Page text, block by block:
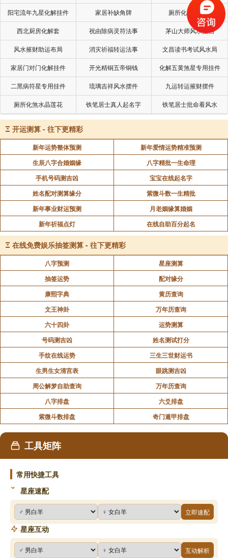
阳宅流年九星化解挂件 家居补缺角牌 厕所化秽气煞套
西北厨房化解套 祝由除病灵符法事 茅山大师风水挂画
风水摧财助运布局 消灾祈福转运法事 文昌读书考试风水局
家居门对门化解挂件 开光精铜五帝铜钱 化解五黄煞星专用挂件
二黑病符星专用挂件 琉璃吉祥风水摆件 九运转运摧财摆件
厕所化煞水晶莲花 铁笔居士真人起名字 铁笔居士批命看风水
Ξ 开运测算 - 往下更精彩
新年运势整体预测
新年爱情运势精准预测
生辰八字合婚姻缘
八字精批一生命理
手机号码测吉凶
宝宝在线起名字
姓名配对测算缘分
紫微斗数一生精批
新年事业财运预测
月老姻缘算婚姻
新年祈福点灯
在线自助百分起名
Ξ 在线免费娱乐抽签测算 - 往下更精彩
八字预测
星座测算
抽签运势
配对缘分
康熙字典
黄历查询
文王神卦
万年历查询
六十四卦
运势测算
号码测吉凶
姓名测试打分
手纹在线运势
三生三世财运书
生男生女清宫表
眼跳测吉凶
周公解梦自助查询
万年历查询
八字排盘
六爻排盘
紫微斗数排盘
奇门遁甲排盘
工具矩阵
常用快捷工具
星座速配
立即速配
星座互动
互动解析